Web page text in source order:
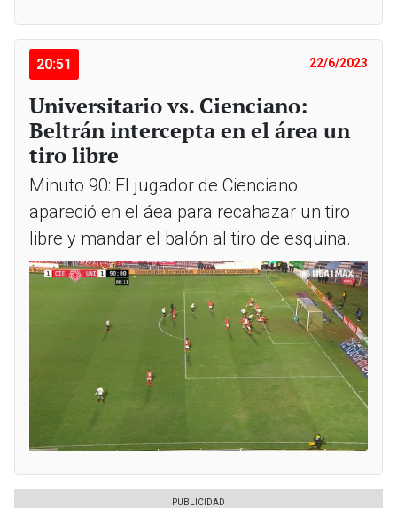
20:51 22/6/2023
Universitario vs. Cienciano:
Beltrán intercepta en el área un
tiro libre
Minuto 90: El jugador de Cienciano
apareció en el áea para recahazar un tiro
libre y mandar el balón al tiro de esquina.